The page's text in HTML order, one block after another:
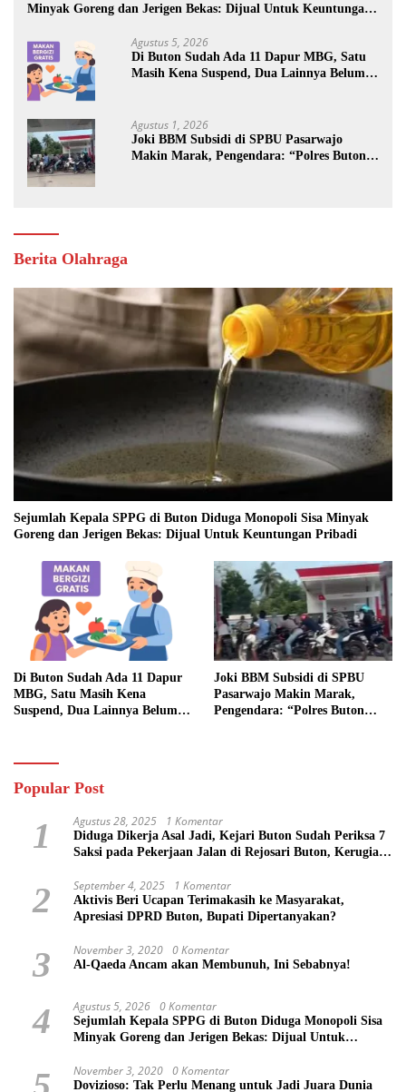
Minyak Goreng dan Jerigen Bekas: Dijual Untuk Keuntungan
Agustus 5, 2026
Di Buton Sudah Ada 11 Dapur MBG, Satu
Masih Kena Suspend, Dua Lainnya Belum
Agustus 1, 2026
Joki BBM Subsidi di SPBU Pasarwajo
Makin Marak, Pengendara: “Polres Buton
Berita Olahraga
Sejumlah Kepala SPPG di Buton Diduga Monopoli Sisa Minyak
Goreng dan Jerigen Bekas: Dijual Untuk Keuntungan Pribadi
Di Buton Sudah Ada 11 Dapur
MBG, Satu Masih Kena
Suspend, Dua Lainnya Belum
Joki BBM Subsidi di SPBU
Pasarwajo Makin Marak,
Pengendara: “Polres Buton
Popular Post
1 Agustus 28, 2025 1 Komentar
Diduga Dikerja Asal Jadi, Kejari Buton Sudah Periksa 7
Saksi pada Pekerjaan Jalan di Rejosari Buton, Kerugian
2 September 4, 2025 1 Komentar
Aktivis Beri Ucapan Terimakasih ke Masyarakat,
Apresiasi DPRD Buton, Bupati Dipertanyakan?
3 November 3, 2020 0 Komentar
Al-Qaeda Ancam akan Membunuh, Ini Sebabnya!
4 Agustus 5, 2026 0 Komentar
Sejumlah Kepala SPPG di Buton Diduga Monopoli Sisa
Minyak Goreng dan Jerigen Bekas: Dijual Untuk
November 3, 2020 0 Komentar
Dovizioso: Tak Perlu Menang untuk Jadi Juara Dunia